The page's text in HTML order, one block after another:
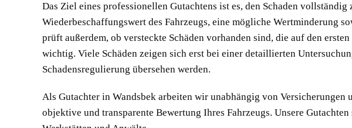
Das Ziel eines professionellen Gutachtens ist es, den Schaden
Wiederbeschaffungswert des Fahrzeugs, eine mögliche Wertminderung
prüft außerdem, ob versteckte Schäden vorhanden sind, die auf den
wichtig. Viele Schäden zeigen sich erst bei einer detaillierten
Schadensregulierung übersehen werden.
Als Gutachter in Wandsbek arbeiten wir unabhängig von
objektive und transparente Bewertung Ihres Fahrzeugs. Unsere